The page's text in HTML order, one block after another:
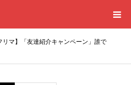
リマ】「友達紹介キャンペーン」誰で